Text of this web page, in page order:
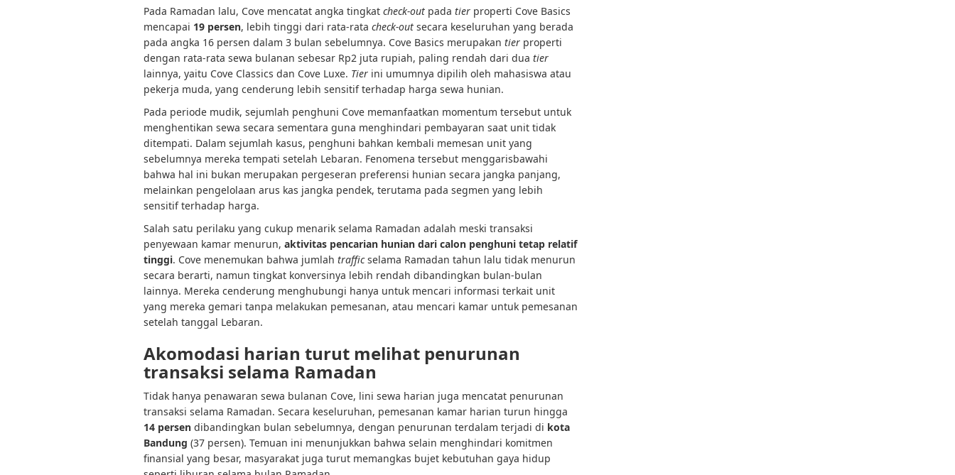
Pada Ramadan lalu, Cove mencatat angka tingkat check-out pada tier properti Cove Basics
mencapai 19 persen, lebih tinggi dari rata-rata check-out secara keseluruhan yang berada
pada angka 16 persen dalam 3 bulan sebelumnya. Cove Basics merupakan tier properti
dengan rata-rata sewa bulanan sebesar Rp2 juta rupiah, paling rendah dari dua tier
lainnya, yaitu Cove Classics dan Cove Luxe. Tier ini umumnya dipilih oleh mahasiswa atau
pekerja muda, yang cenderung lebih sensitif terhadap harga sewa hunian.
Pada periode mudik, sejumlah penghuni Cove memanfaatkan momentum tersebut untuk
menghentikan sewa secara sementara guna menghindari pembayaran saat unit tidak
ditempati. Dalam sejumlah kasus, penghuni bahkan kembali memesan unit yang
sebelumnya mereka tempati setelah Lebaran. Fenomena tersebut menggarisbawahi
bahwa hal ini bukan merupakan pergeseran preferensi hunian secara jangka panjang,
melainkan pengelolaan arus kas jangka pendek, terutama pada segmen yang lebih
sensitif terhadap harga.
Salah satu perilaku yang cukup menarik selama Ramadan adalah meski transaksi
penyewaan kamar menurun, aktivitas pencarian hunian dari calon penghuni tetap relatif
tinggi. Cove menemukan bahwa jumlah trafficselama Ramadan tahun lalu tidak menurun
secara berarti, namun tingkat konversinya lebih rendah dibandingkan bulan-bulan
lainnya. Mereka cenderung menghubungi hanya untuk mencari informasi terkait unit
yang mereka gemari tanpa melakukan pemesanan, atau mencari kamar untuk pemesanan
setelah tanggal Lebaran.
Akomodasi harian turut melihat penurunan
transaksi selama Ramadan
Tidak hanya penawaran sewa bulanan Cove, lini sewa harian juga mencatat penurunan
transaksi selama Ramadan. Secara keseluruhan, pemesanan kamar harian turun hingga
14 persen dibandingkan bulan sebelumnya, dengan penurunan terdalam terjadi di kota
Bandung (37 persen). Temuan ini menunjukkan bahwa selain menghindari komitmen
finansial yang besar, masyarakat juga turut memangkas bujet kebutuhan gaya hidup